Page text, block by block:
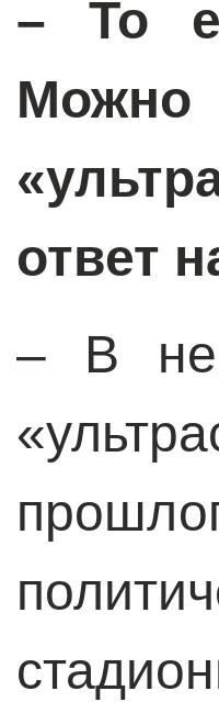
– То
ответ
– В